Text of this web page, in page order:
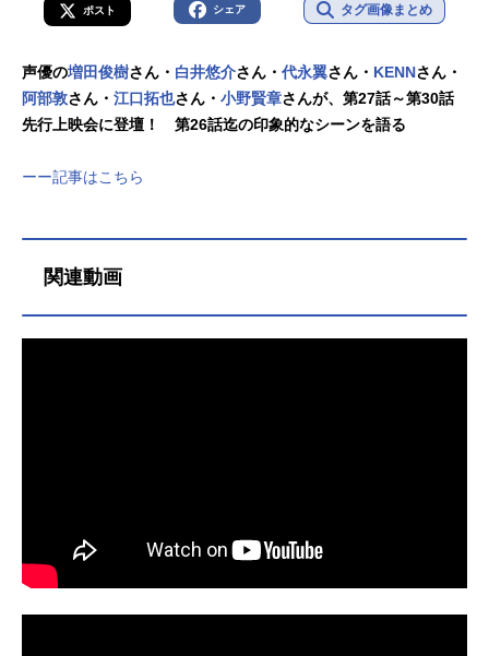
ポスト シェア タグ画像まとめ
声優の増田俊樹さん・ 白井悠介さん・ 代永翼さん・ KENNさん・
阿部敦さん・ 江口拓也さん・ 小野賢章さんが、第27話～第30話
先行上映会に登壇！ 第26話迄の印象的なシーンを語る
ーー記事はこちら
関連動画